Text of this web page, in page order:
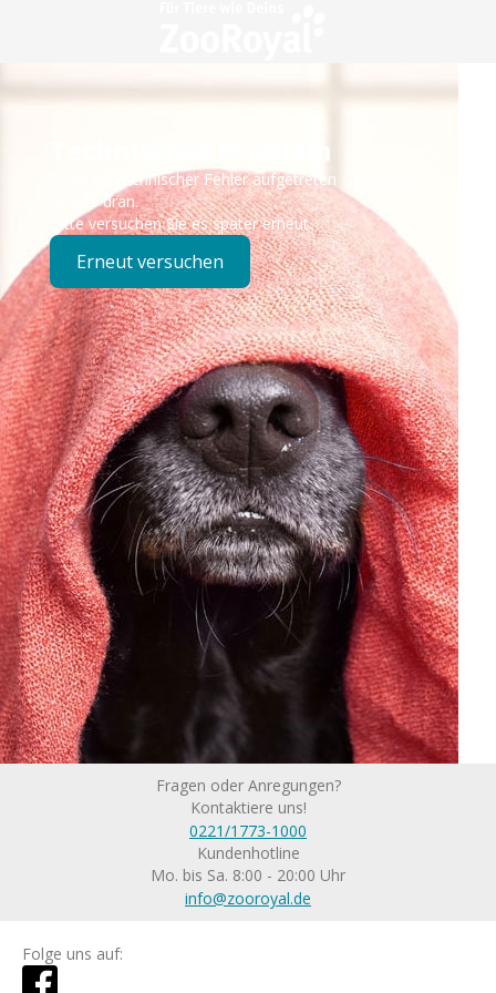
Technisches Problem
Es ist ein technischer Fehler aufgetreten – wir sind
bereits dran.
Bitte versuchen Sie es später erneut.
Erneut versuchen
Fragen oder Anregungen?
Kontaktiere uns!
0221/1773-1000
Kundenhotline
Mo. bis Sa. 8:00 - 20:00 Uhr
info@zooroyal.de
Folge uns auf: